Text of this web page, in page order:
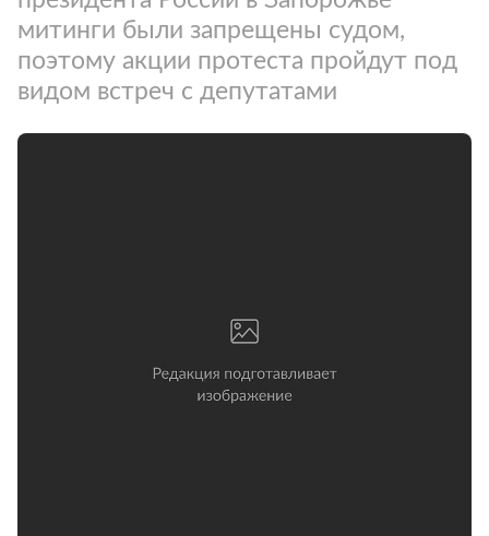
митинги были запрещены судом,
поэтому акции протеста пройдут под
видом встреч с депутатами